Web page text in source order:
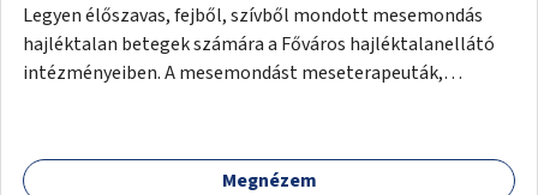
Legyen élőszavas, fejből, szívből mondott mesemondás
hajléktalan betegek számára a Főváros hajléktalanellátó
intézményeiben. A mesemondást meseterapeuták,
Megnézem